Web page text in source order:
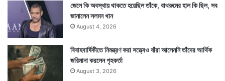
জেলে কি অবস্থায় থাকতে হয়েছিল তাঁকে, বাথরুমের হাল কি ছিল, সব
জানালেন সলমন খান
August 4, 2026
বিবাহবার্ষিকীতে নিমন্ত্রণ করা সত্ত্বেও যাঁরা আসেননি তাঁদের আর্থিক
জরিমানা করলেন গৃহকর্তা
August 3, 2026